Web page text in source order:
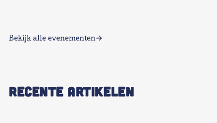
Bekijk alle evenementen
RECENTE ARTIKELEN